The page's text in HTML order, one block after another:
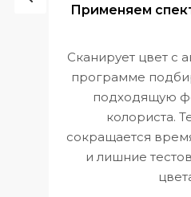
Применяем
Сканирует цвет с
программе
подходящую
колориста.
сокращается
и лишние